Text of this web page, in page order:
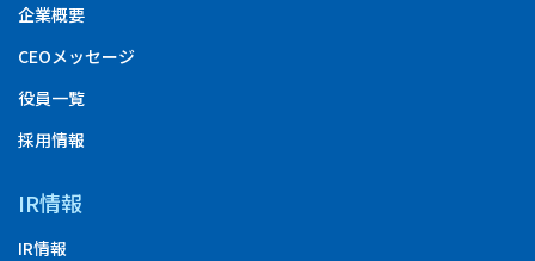
企業概要
CEOメッセージ
役員一覧
採用情報
IR情報
IR情報